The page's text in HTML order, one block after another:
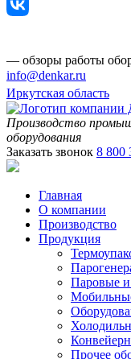
— обзоры работы
info@denkar.ru
Иркутская область
Производство
оборудования
Заказать звонок 8 800
Главная
О компании
Производство
Продукция
Паровые
Прочее